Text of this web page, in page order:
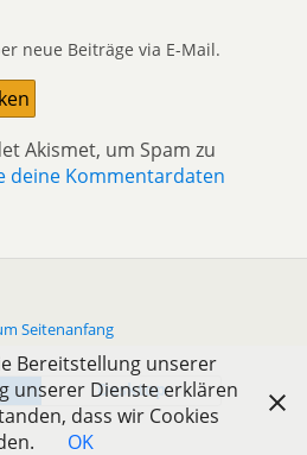
neue Beiträge via E-Mail.
Akismet, um Spam zu
deine Kommentardaten
Seitenanfang
Desktop
Bereitstellung unserer
unserer Dienste erklären
dass wir Cookies
OK